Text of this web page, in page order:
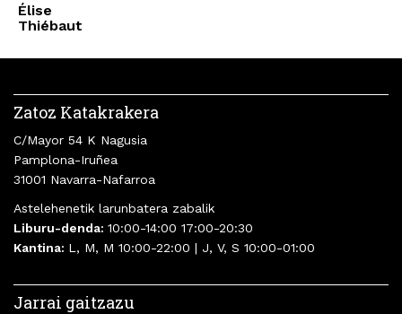
Élise
Thiébaut
Zatoz Katakrakera
C/Mayor 54 K Nagusia
Pamplona-Iruñea
31001 Navarra-Nafarroa
Astelehenetik larunbatera zabalik
Liburu-denda: 10:00-14:00 17:00-20:30
Kantina: L, M, M 10:00-22:00 | J, V, S 10:00-01:00
Jarrai gaitzazu